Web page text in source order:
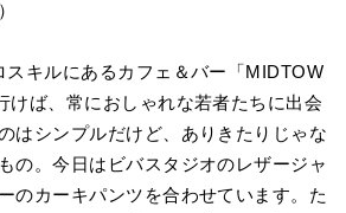
スキルにあるカフェ＆バー「MIDTOW
けば、常におしゃれな若者たちに出会
はシンプルだけど、ありきたりじゃな
の。今日はビバスタジオのレザージャ
のカーキパンツを合わせています。た